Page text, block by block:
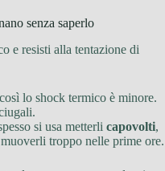
senza saperlo
e resisti alla tentazione di
lo shock termico è minore.
si usa metterli capovolti,
troppo nelle prime ore.